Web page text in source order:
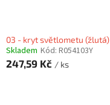
03 - kryt světlometu (žlutá)
Skladem Kód: R054103Y
247,59 Kč / ks